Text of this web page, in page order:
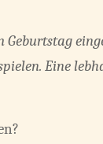
Eine